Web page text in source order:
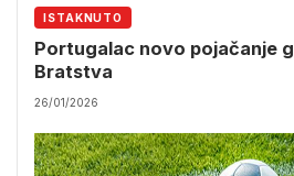
ISTAKNUTO
Portugalac novo pojačanje
Bratstva
26/01/2026